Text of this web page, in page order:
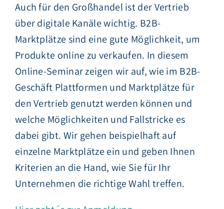
Auch für den Großhandel ist der Vertrieb
über digitale Kanäle wichtig. B2B-
Marktplätze sind eine gute Möglichkeit, um
Produkte online zu verkaufen. In diesem
Online-Seminar zeigen wir auf, wie im B2B-
Geschäft Plattformen und Marktplätze für
den Vertrieb genutzt werden können und
welche Möglichkeiten und Fallstricke es
dabei gibt. Wir gehen beispielhaft auf
einzelne Marktplätze ein und geben Ihnen
Kriterien an die Hand, wie Sie für Ihr
Unternehmen die richtige Wahl treffen.